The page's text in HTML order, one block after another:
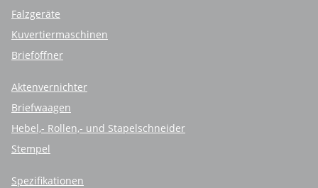
Falzgeräte
Kuvertiermaschinen
Brieföffner
Aktenvernichter
Briefwaagen
Hebel,- Rollen,- und Stapelschneider
Stempel
Spezifikationen